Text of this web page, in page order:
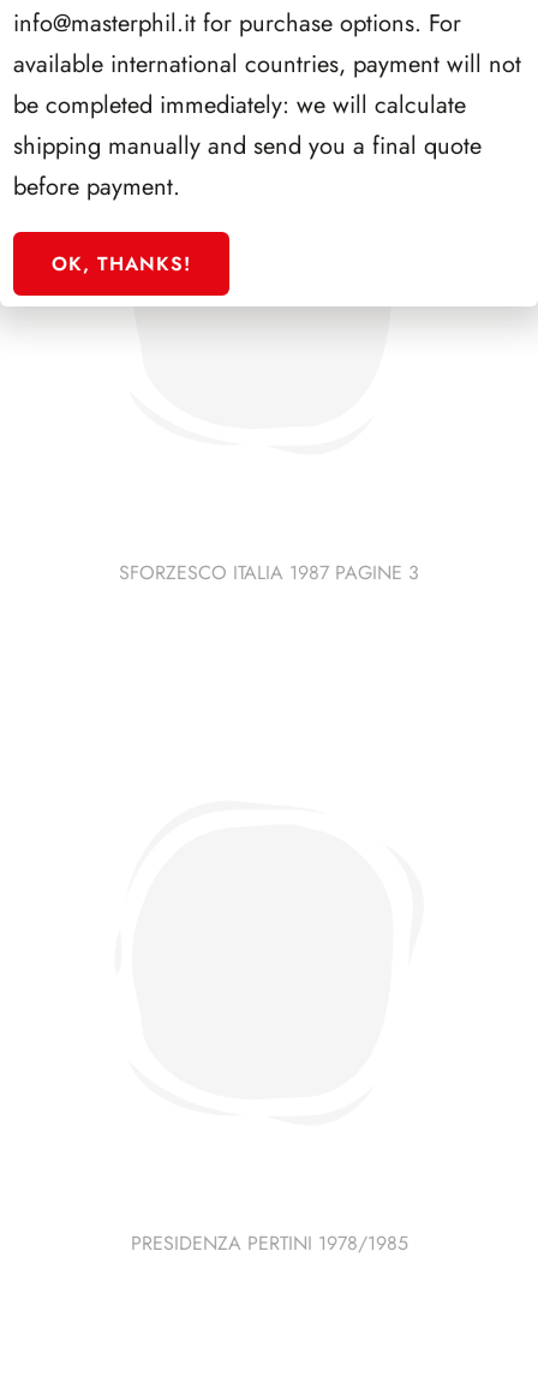
SFORZESCO ITALIA 1987 PAGINE 3
PRESIDENZA PERTINI 1978/1985
info@masterphil.it for purchase options. For
available international countries, payment will not
be completed immediately: we will calculate
shipping manually and send you a final quote
before payment.
OK, THANKS!